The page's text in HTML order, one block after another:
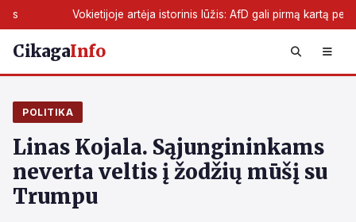
artėja istorinis lūžis: AfD gali pirmą kartą perimti žemės valdžią
CikagaInfo
POLITIKA
Linas Kojala. Sąjungininkams
neverta veltis į žodžių mūšį su
Trumpu